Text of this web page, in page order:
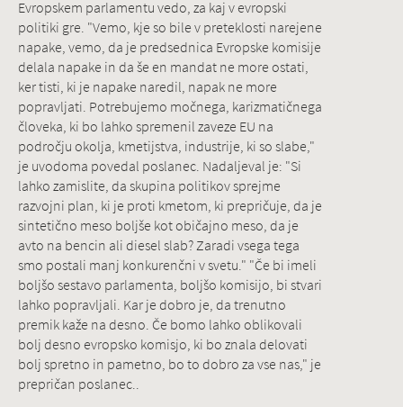
Evropskem parlamentu vedo, za kaj v evropski
politiki gre. "Vemo, kje so bile v preteklosti narejene
napake, vemo, da je predsednica Evropske komisije
delala napake in da še en mandat ne more ostati,
ker tisti, ki je napake naredil, napak ne more
popravljati. Potrebujemo močnega, karizmatičnega
človeka, ki bo lahko spremenil zaveze EU na
področju okolja, kmetijstva, industrije, ki so slabe,"
je uvodoma povedal poslanec. Nadaljeval je: "Si
lahko zamislite, da skupina politikov sprejme
razvojni plan, ki je proti kmetom, ki prepričuje, da je
sintetično meso boljše kot običajno meso, da je
avto na bencin ali diesel slab? Zaradi vsega tega
smo postali manj konkurenčni v svetu." "Če bi imeli
boljšo sestavo parlamenta, boljšo komisijo, bi stvari
lahko popravljali. Kar je dobro je, da trenutno
premik kaže na desno. Če bomo lahko oblikovali
bolj desno evropsko komisjo, ki bo znala delovati
bolj spretno in pametno, bo to dobro za vse nas," je
prepričan poslanec..